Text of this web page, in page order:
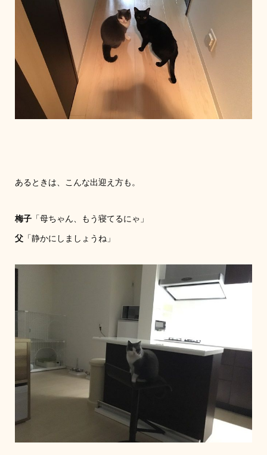
あるときは、こんな出迎え方も。
梅子「母ちゃん、もう寝てるにゃ」
父「静かにしましょうね」